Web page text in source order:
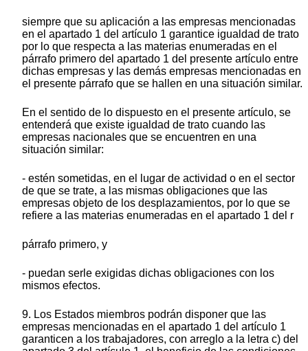
siempre que su aplicación a las empresas mencionadas
en el apartado 1 del artículo 1 garantice igualdad de trato
por lo que respecta a las materias enumeradas en el
párrafo primero del apartado 1 del presente artículo entre
dichas empresas y las demás empresas mencionadas en
el presente párrafo que se hallen en una situación similar.
En el sentido de lo dispuesto en el presente artículo, se
entenderá que existe igualdad de trato cuando las
empresas nacionales que se encuentren en una
situación similar:
- estén sometidas, en el lugar de actividad o en el sector
de que se trate, a las mismas obligaciones que las
empresas objeto de los desplazamientos, por lo que se
refiere a las materias enumeradas en el apartado 1 del r
párrafo primero, y
- puedan serle exigidas dichas obligaciones con los
mismos efectos.
9. Los Estados miembros podrán disponer que las
empresas mencionadas en el apartado 1 del artículo 1
garanticen a los trabajadores, con arreglo a la letra c) del